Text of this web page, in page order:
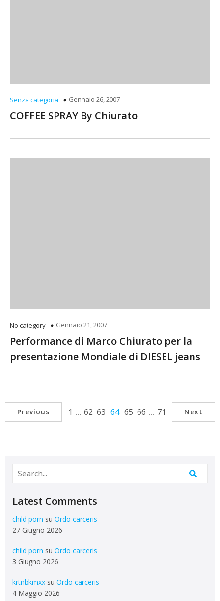
Senza categoria Gennaio 26, 2007
COFFEE SPRAY By Chiurato
No category Gennaio 21, 2007
Performance di Marco Chiurato per la
presentazione Mondiale di DIESEL jeans
Previous 1 … 62 63 64 65 66 … 71 Next
Latest Comments
child porn su Ordo carceris
27 Giugno 2026
child porn su Ordo carceris
3 Giugno 2026
krtnbkmxx su Ordo carceris
4 Maggio 2026